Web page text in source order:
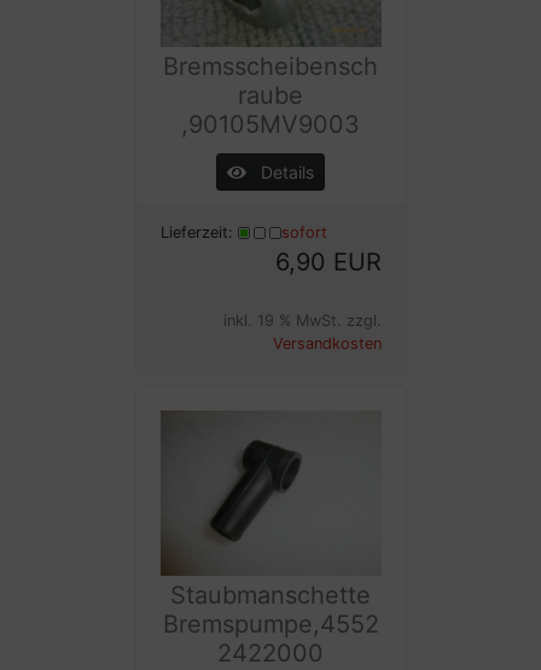
Bremsscheibensch
raube
,90105MV9003
Details
Lieferzeit: sofort
6,90 EUR
inkl. 19 % MwSt. zzgl.
Versandkosten
Staubmanschette
Bremspumpe,4552
2422000